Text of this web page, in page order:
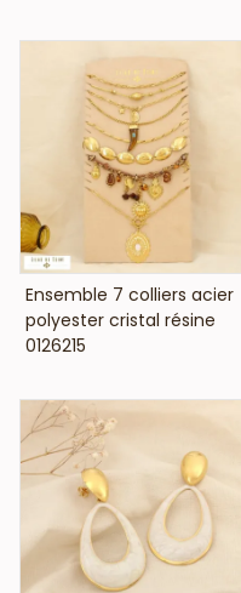
VOIR LE PRIX
Ensemble 7 colliers acier
polyester cristal résine
0126215